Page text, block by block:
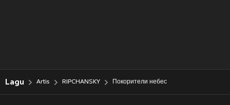
Lagu Artis RIPCHANSKY Покорители небес